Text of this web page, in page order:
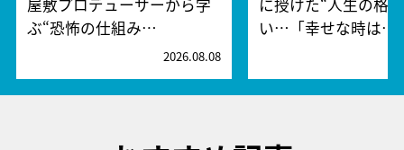
屋敷プロデューサーから学
ぶ“恐怖の仕組み…
2026.08.08
に授けた“人生の格
い…「幸せな時は…